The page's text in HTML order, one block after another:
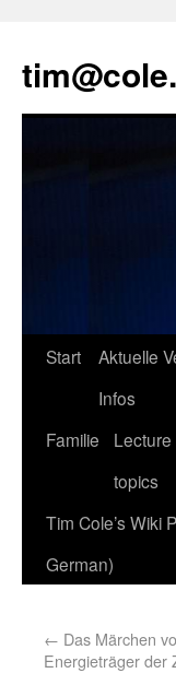
Start
Aktuelle
Infos
Familie
Lecture
topics
Tim Cole’s Wiki
German)
← Das Märchen
Energieträger der